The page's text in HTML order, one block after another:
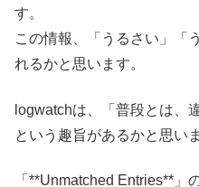
す。
この情報、「うるさい」「
れるかと思います。
logwatchは、「普段とは、
という趣旨があるかと思い
「**Unmatched Entries**